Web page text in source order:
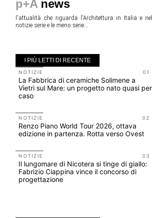
p+A news
l'attualità che riguarda l'Architettura in Italia e
notizie serie e le meno serie...
I PIÙ LETTI DI RECENTE
01
NOTIZIE
La Fabbrica di ceramiche Solimene a
Vietri sul Mare: un progetto nato quasi per
caso
02
NOTIZIE
Renzo Piano World Tour 2026, ottava
edizione in partenza. Rotta verso Ovest
03
NOTIZIE
Il lungomare di Nicotera si tinge di giallo:
Fabrizio Ciappina vince il concorso di
progettazione